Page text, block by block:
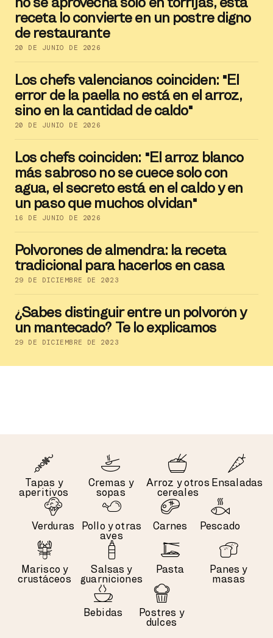
receta lo convierte en un postre digno
de restaurante
20 DE JUNIO DE 2026
Los chefs valencianos coinciden: "El
error de la paella no está en el arroz,
sino en la cantidad de caldo"
20 DE JUNIO DE 2026
Los chefs coinciden: "El arroz blanco
más sabroso no se cuece solo con
agua, el secreto está en el caldo y en
un paso que muchos olvidan"
16 DE JUNIO DE 2026
Polvorones de almendra: la receta
tradicional para hacerlos en casa
29 DE DICIEMBRE DE 2023
¿Sabes distinguir entre un polvorón y
un mantecado? Te lo explicamos
29 DE DICIEMBRE DE 2023
Tapas y
aperitivos
Cremas y
sopas
Arroz y otros
cereales
Ensaladas
Verduras
Pollo y otras
aves
Carnes Pescado
Marisco y
crustáceos
Salsas y
guarniciones
Pasta
Panes y
masas
Bebidas
Postres y
dulces